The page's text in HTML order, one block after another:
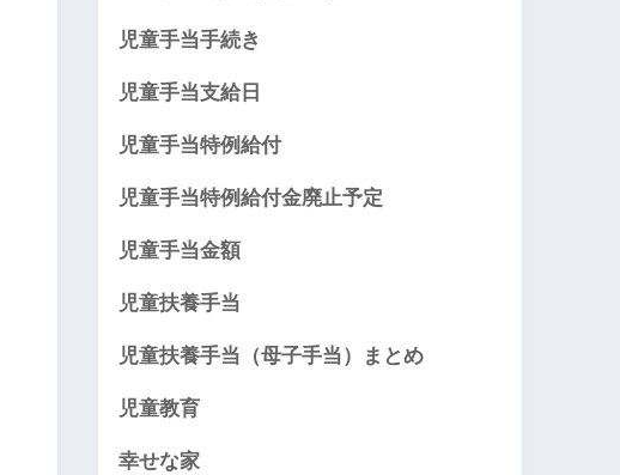
児童手当手続き
児童手当支給日
児童手当特例給付
児童手当特例給付金廃止予定
児童手当金額
児童扶養手当
児童扶養手当（母子手当）まとめ
児童教育
幸せな家